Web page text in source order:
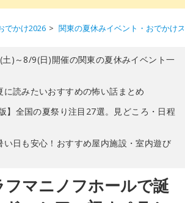
でかけ2026 関東の夏休みイベント・おでかけ
)～8/9(日)開催の関東の夏休みイベント一
に読みたいおすすめの怖い話まとめ
】全国の夏祭り注目27選。見どころ・日程
い日も安心！おすすめ屋内施設・室内遊び
フマニノフホールで誕